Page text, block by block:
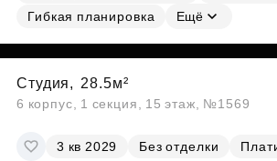
Гибкая планировка
Ещё
Студия, 28.5м²
6 корпус, 1 секция, 15 этаж, №1569
3 кв 2029 Без отделки